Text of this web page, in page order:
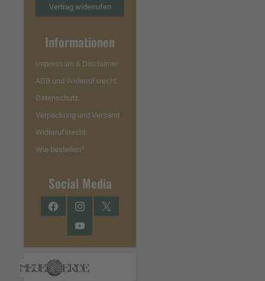
Vertrag widerrufen
Informationen
Impressum & Disclaimer
AGB und Widerrufsrecht
Datenschutz
Verpackung und Versand
Widerrufsrecht
Wie bestellen?
Social Media
FacebookInstagramTwitter
YouTube